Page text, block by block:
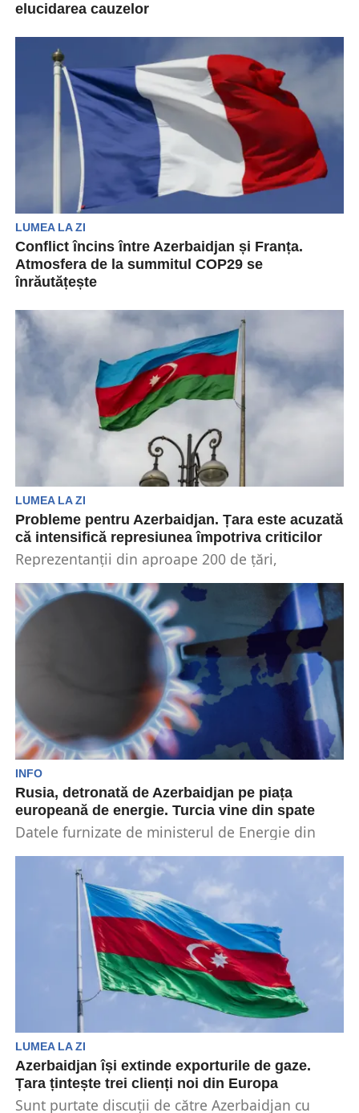
elucidarea cauzelor
solicitat constituirea unei comisii pentru
investigarea prăbușirii avionului companiei
Azerbaijan Airlines...
LUMEA LA ZI
Conflict încins între Azerbaidjan și Franța.
Atmosfera de la summitul COP29 se
înrăutățește
atacuri verbale care au cauzat și mai multă...
LUMEA LA ZI
Probleme pentru Azerbaidjan. Țara este acuzată
că intensifică represiunea împotriva criticilor
Reprezentanții din aproape 200 de țări,
Azerbaidjan în...
INFO
Rusia, detronată de Azerbaidjan pe piața
europeană de energie. Turcia vine din spate
Datele furnizate de ministerul de Energie din
cantitatea de...
LUMEA LA ZI
Azerbaidjan își extinde exporturile de gaze.
Țara țintește trei clienți noi din Europa
Sunt purtate discuții de către Azerbaidjan cu